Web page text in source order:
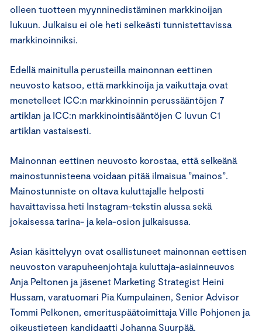
olleen tuotteen myynninedistäminen markkinoijan
lukuun. Julkaisu ei ole heti selkeästi tunnistettavissa
markkinoinniksi.
Edellä mainitulla perusteilla mainonnan eettinen
neuvosto katsoo, että markkinoija ja vaikuttaja ovat
menetelleet ICC:n markkinoinnin perussääntöjen 7
artiklan ja ICC:n markkinointisääntöjen C luvun C1
artiklan vastaisesti.
Mainonnan eettinen neuvosto korostaa, että selkeänä
mainostunnisteena voidaan pitää ilmaisua ”mainos”.
Mainostunniste on oltava kuluttajalle helposti
havaittavissa heti Instagram-tekstin alussa sekä
jokaisessa tarina- ja kela-osion julkaisussa.
Asian käsittelyyn ovat osallistuneet mainonnan eettisen
neuvoston varapuheenjohtaja kuluttaja-asiainneuvos
Anja Peltonen ja jäsenet Marketing Strategist Heini
Hussam, varatuomari Pia Kumpulainen, Senior Advisor
Tommi Pelkonen, emerituspäätoimittaja Ville Pohjonen ja
oikeustieteen kandidaatti Johanna Suurpää.